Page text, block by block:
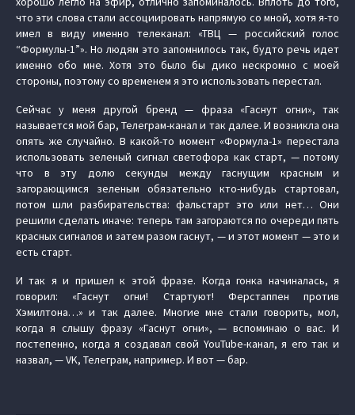
что эти слова стали ассоциировать напрямую со мной, хотя я-то
имел в виду именно телеканал: «ТВЦ — российский голос
“Формулы-1”». Но людям это запомнилось так, будто речь идет
именно обо мне. Хотя это было бы дико нескромно с моей
стороны, поэтому со временем я это использовать перестал.
Сейчас у меня другой бренд — фраза «Гаснут огни», так
называется мой бар, Телеграм-канал и так далее. И возникла она
опять же случайно. В какой-то момент «Формула-1» перестала
использовать зеленый сигнал светофора как старт, — потому
что в эту долю секунды между гаснущим красным и
загорающимся зеленым обязательно кто-нибудь стартовал,
потом шли разбирательства: фальстарт это или нет… Они
решили сделать иначе: теперь там загораются по очереди пять
красных сигналов и затем разом гаснут, — и этот момент — это и
есть старт.
И так я и пришел к этой фразе. Когда гонка начиналась, я
говорил: «Гаснут огни! Стартуют! Ферстаппен против
Хэмилтона…» и так далее. Многие мне стали говорить, мол,
когда я слышу фразу «Гаснут огни», — вспоминаю о вас. И
постепенно, когда я создавал свой YouTube-канал, я его так и
назвал, — VK, Телеграм, например. И вот — бар.